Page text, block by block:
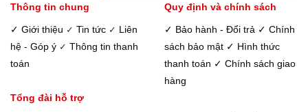
Thông tin chung
✓ Giới thiệu ✓ Tin tức ✓ Liên
hệ - Góp ý ✓ Thông tin thanh
toán
Quy định và chính sách
✓ Bảo hành - Đổi trả ✓ Chính
sách bảo mật ✓ Hình thức
thanh toán ✓ Chính sách giao
hàng
Tổng đài hỗ trợ